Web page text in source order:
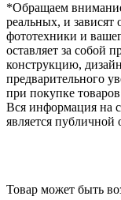
*Обращаем
реальных, и зависят
фототехники и
оставляет за собой
конструкцию,
предварительного
при покупке
Вся информация на
является публичной
Товар может быть